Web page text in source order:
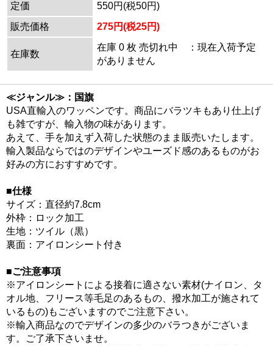
定価
550円(税50円)
販売価格
275円(税25円)
在庫数
在庫 0 枚 売切れ中 ：現在入荷予定
がありません
≪ジャンル≫：国旗
USA直輸入のワッペンです。商品にバラツキもあり仕上げ
も雑ですが、輸入物の味があります。
あえて、手を加えず入荷した状態のまま販売いたします。
輸入製品ならではのデザインやユーズド感のあるものがお
好みの方におすすめです。
■仕様
サイズ：直径約7.8cm
外枠：ロック加工
生地：ツイル（黒）
裏面：アイロンシート付き
■ご注意事項
※アイロンシートによる接着に適さない素材(ナイロン、タ
オル地、フリース等毛足のあるもの、撥水加工が施されて
いるもの)もございますのでご注意下さい。
※輸入商品なのでデザインの多少のバラつきがございま
す。ご了承下さいませ。